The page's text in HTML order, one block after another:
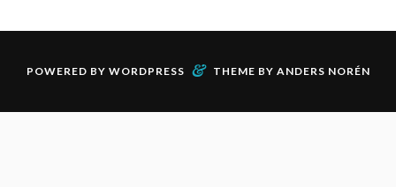
POWERED BY WORDPRESS & THEME BY ANDERS NORÉN